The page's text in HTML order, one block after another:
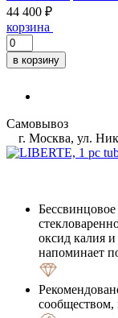
44 400 ₽
корзина
в корзину
Самовывоз
г. Москва, ул.
Бессвинцовое
оксид калия
напоминает
сообществом,